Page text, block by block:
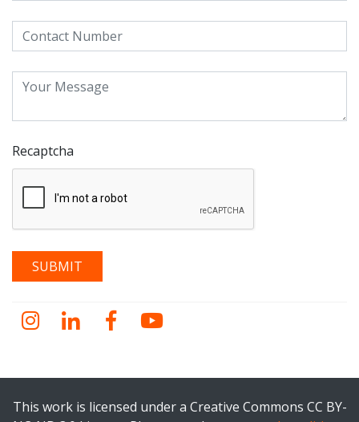
Recaptcha
Instagram
LinkedInFacebookYouTube
This work is licensed under a Creative Commons CC BY-